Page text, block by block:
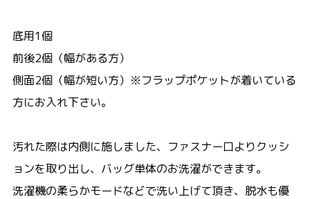
底用1個
前後2個（幅がある方）
側面2個（幅が短い方）※フラップポケットが着いている
方にお入れ下さい。
汚れた際は内側に施しました、ファスナー口よりクッシ
ョンを取り出し、バッグ単体のお洗濯ができます。
洗濯機の柔らかモードなどで洗い上げて頂き、脱水も優